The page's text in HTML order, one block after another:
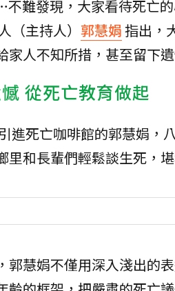
難發現，大家看待死亡
（主持人） 郭慧娟指出，
家人不知所措，甚至留下遺
從死亡教育做起
進死亡咖啡館的郭慧娟，
里和長輩們輕鬆談生死，
郭慧娟不僅用深入淺出的